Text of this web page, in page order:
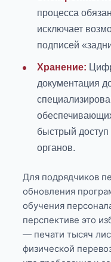
процесса
исключает
подписей
Хранение:
документация
быстрый
органов.
Для подрядчиков
обновления
обучения
перспективе это
— печати тысяч
физической